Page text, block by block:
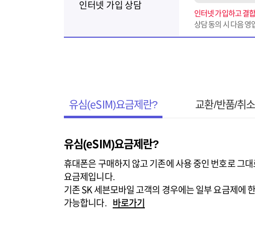
인터넷 가입 상담
인터넷 가입하고 결
상담 동의 시 다음 영
유심(eSIM)요금제란? 교환/반품/취소
유심(eSIM)요금제란?
휴대폰은 구매하지 않고 기존에 사용 중인 번호로 그
요금제입니다.
기존 SK 세븐모바일 고객의 경우에는 일부 요금제에
가능합니다.
바로가기